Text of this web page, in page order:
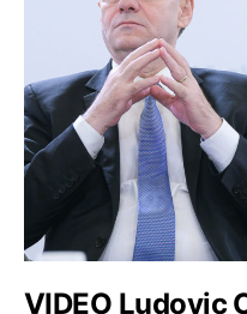
VIDEO Ludovic